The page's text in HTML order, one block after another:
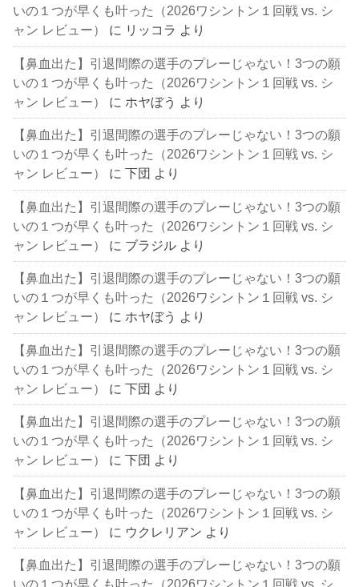
いの１つが早くも叶った（2026ワシントン１回戦 vs. シ
ャン レビュー）
に リッコラ より
【鼻血出た】引退間際の選手のプレーじゃない！3つの願
いの１つが早くも叶った（2026ワシントン１回戦 vs. シ
ャン レビュー）
に ホヤぼう より
【鼻血出た】引退間際の選手のプレーじゃない！3つの願
いの１つが早くも叶った（2026ワシントン１回戦 vs. シ
ャン レビュー）
に下団 より
【鼻血出た】引退間際の選手のプレーじゃない！3つの願
いの１つが早くも叶った（2026ワシントン１回戦 vs. シ
ャン レビュー）
に ブラジル より
【鼻血出た】引退間際の選手のプレーじゃない！3つの願
いの１つが早くも叶った（2026ワシントン１回戦 vs. シ
ャン レビュー）
に ホヤぼう より
【鼻血出た】引退間際の選手のプレーじゃない！3つの願
いの１つが早くも叶った（2026ワシントン１回戦 vs. シ
ャン レビュー）
に下団 より
【鼻血出た】引退間際の選手のプレーじゃない！3つの願
いの１つが早くも叶った（2026ワシントン１回戦 vs. シ
ャン レビュー）
に下団 より
【鼻血出た】引退間際の選手のプレーじゃない！3つの願
いの１つが早くも叶った（2026ワシントン１回戦 vs. シ
ャン レビュー）
に ウクレリアン より
【鼻血出た】引退間際の選手のプレーじゃない！3つの願
いの１つが早くも叶った（2026ワシントン１回戦 vs. シ